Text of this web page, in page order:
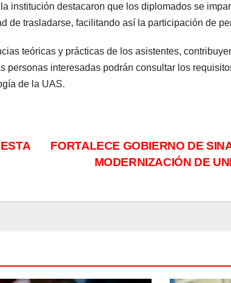
institución destacaron que los diplomados se
de trasladarse, facilitando así la participación de
teóricas y prácticas de los asistentes,
interesadas podrán consultar los
de la UAS.
FORTALECE GOBIERNO DE
MODERNIZACIÓN DE